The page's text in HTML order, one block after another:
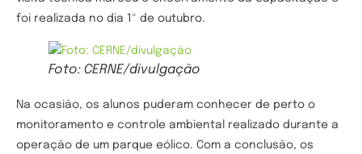
foi realizada no dia 1º de outubro.
Foto: CERNE/divulgação
Na ocasião, os alunos puderam conhecer de perto o
monitoramento e controle ambiental realizado durante a
operação de um parque eólico. Com a conclusão, os